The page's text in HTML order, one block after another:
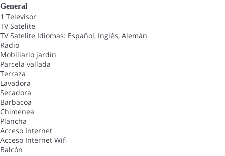
General
1 Televisor
TV Satelite
TV Satelite Idiomas: Español, Inglés, Alemán
Radio
Mobiliario jardín
Parcela vallada
Terraza
Lavadora
Secadora
Barbacoa
Chimenea
Plancha
Acceso Internet
Acceso Internet Wifi
Balcón